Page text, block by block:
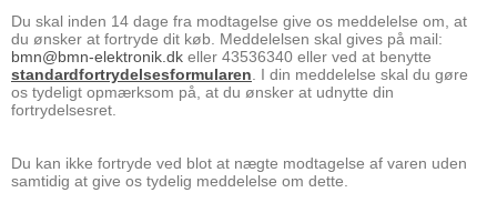
Du skal inden 14 dage fra modtagelse give os meddelelse om, at
du ønsker at fortryde dit køb. Meddelelsen skal gives på mail:
bmn@bmn-elektronik.dk eller 43536340 eller ved at benytte
standardfortrydelsesformularen . I din meddelelse skal du gøre
os tydeligt opmærksom på, at du ønsker at udnytte din
fortrydelsesret.
Du kan ikke fortryde ved blot at nægte modtagelse af varen uden
samtidig at give os tydelig meddelelse om dette.